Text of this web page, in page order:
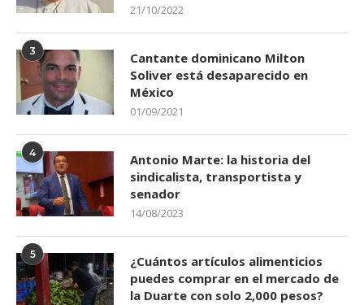
21/10/2022
3
Cantante dominicano Milton
Soliver está desaparecido en
México
01/09/2021
4
Antonio Marte: la historia del
sindicalista, transportista y
senador
14/08/2023
5
¿Cuántos artículos alimenticios
puedes comprar en el mercado de
la Duarte con solo 2,000 pesos?